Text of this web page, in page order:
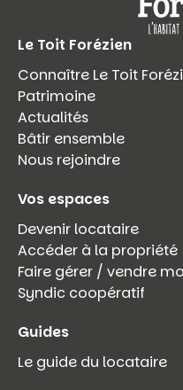
Le Toit Forézien
Connaître Le Toit
Patrimoine
Actualités
Bâtir ensemble
Nous rejoindre
Vos espaces
Devenir locataire
Accéder à la propriété
Faire gérer / vendre
Syndic coopératif
Guides
Le guide du locataire